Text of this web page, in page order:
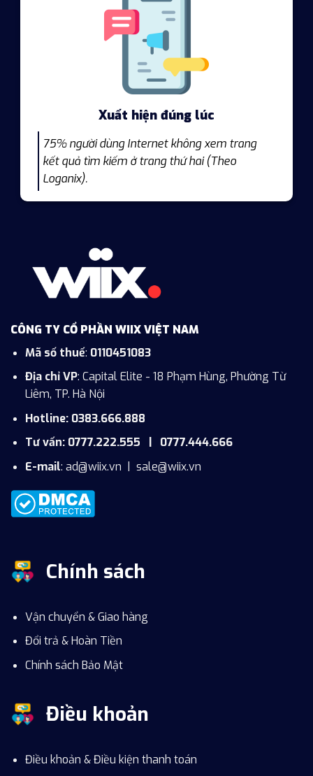
Xuất hiện đúng lúc
75% người dùng Internet không xem trang
kết quả tìm kiếm ở trang thứ hai (Theo
Loganix).
CÔNG TY CỔ PHẦN WIIX VIỆT NAM
Mã số thuế: 0110451083
Địa chỉ VP: Capital Elite - 18 Phạm Hùng, Phường Từ
Liêm, TP. Hà Nội
Hotline: 0383.666.888
Tư vấn: 0777.222.555 | 0777.444.666
E-mail: ad@wiix.vn sale@wiix.vn
Chính sách
Vận chuyển & Giao hàng
Đổi trả & Hoàn Tiền
Chính sách Bảo Mật
Điều khoản
Điều khoản & Điều kiện thanh toán